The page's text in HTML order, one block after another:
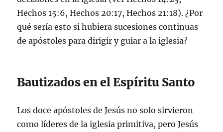
Hechos 15:6, Hechos 20:17, Hechos 21:18). ¿Por
qué sería esto si hubiera sucesiones continuas
de apóstoles para dirigir y guiar a la iglesia?
Bautizados en el Espíritu Santo
Los doce apóstoles de Jesús no solo sirvieron
como líderes de la iglesia primitiva, pero Jesús